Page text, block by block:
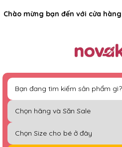
Chào mừng bạn đến với cửa hàng
Rất nhiều ưu đãi và chương trình
bạn